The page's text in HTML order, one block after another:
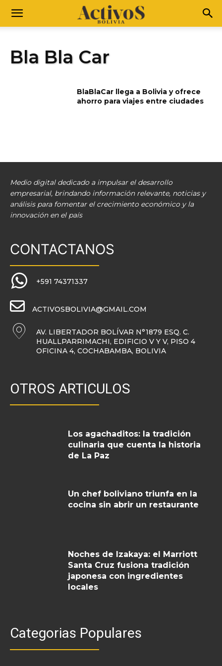
Bla Bla Car
BlaBlaCar llega a Bolivia y ofrece
ahorro para viajes entre ciudades
Medio digital dedicado a impulsar el desarrollo
empresarial, brindando información relevante, noticias y
análisis para fomentar el crecimiento económico y la
innovación en el país
CONTACTANOS
+591 74371337
ACTIVOSBOLIVIA@GMAIL.COM
AV. LIBERTADOR BOLÍVAR N°1879 ESQ. C.
HUALLPARRIMACHI, EDIFICIO V Y V, PISO 4
OFICINA 4, COCHABAMBA, BOLIVIA
OTROS ARTICULOS
Los agachaditos: la tradición
culinaria que cuenta la historia
de La Paz
Un chef boliviano triunfa en la
cocina sin abrir un restaurante
Noches de Izakaya: el Marriott
Santa Cruz fusiona tradición
japonesa con ingredientes
locales
Categorias Populares